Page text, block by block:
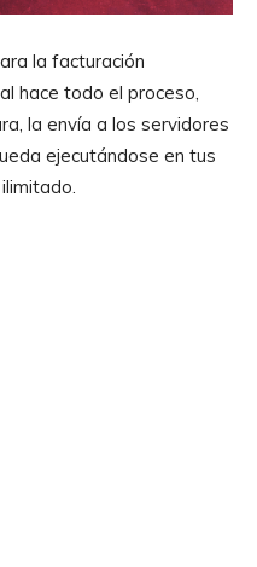
la facturación
hace todo el proceso,
la envía a los servidores
ejecutándose en tus